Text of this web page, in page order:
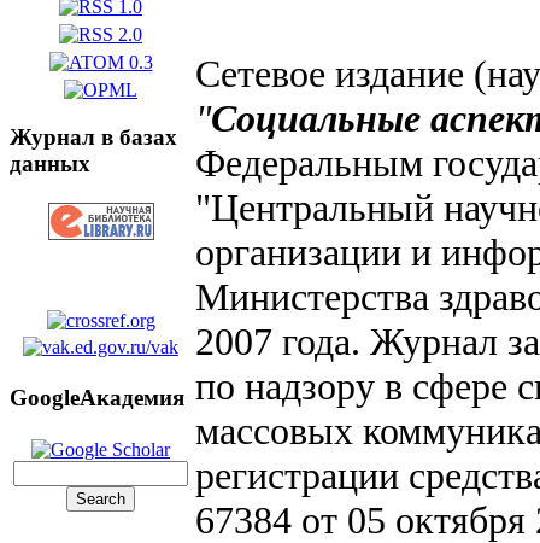
Журнал в базах
данных
GoogleАкадемия
Сетевое издание
"Социальные
Федеральным
"Центральный
организации и
Министерства
2007 года. Журнал
по надзору в сфере
массовых
регистрации
67384 от 05 октября